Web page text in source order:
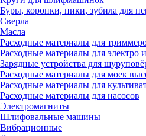
Буры, коронки, пики, зубила для
Сверла
Масла
Расходные материалы для
Расходные материалы для электро
Зарядные устройства для
Расходные материалы для моек
Расходные материалы для
Расходные материалы для насосов
Электромагниты
Шлифовальные машины
Вибрационные